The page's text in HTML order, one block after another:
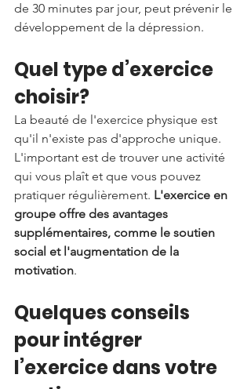
de 30 minutes par jour, peut prévenir le
développement de la dépression.
Quel type d’exercice
choisir?
La beauté de l'exercice physique est
qu'il n'existe pas d'approche unique.
L'important est de trouver une activité
qui vous plaît et que vous pouvez
pratiquer régulièrement. L'exercice en
groupe offre des avantages
supplémentaires, comme le soutien
social et l'augmentation de la
motivation.
Quelques conseils
pour intégrer
l’exercice dans votre